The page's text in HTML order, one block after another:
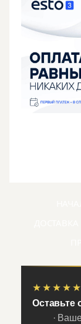
★★★★★
Оставьте
·